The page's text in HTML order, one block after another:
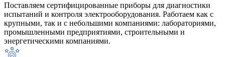
Поставляем сертифицированные приборы для диагностики
испытаний и контроля электрооборудования. Работаем как с
крупными, так и с небольшими компаниями: лабораториями,
промышленными предприятиями, строительными и
энергетическими компаниями.